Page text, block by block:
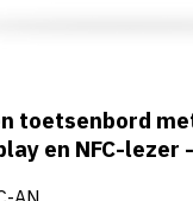
toetsenbord
en NFC-lezer